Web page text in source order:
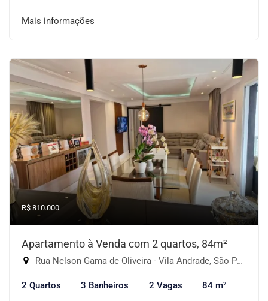
Mais informações
R$ 810.000
Apartamento à Venda com 2 quartos, 84m²
Rua Nelson Gama de Oliveira - Vila Andrade, São Paulo-SP
2 Quartos 3 Banheiros 2 Vagas 84 m²